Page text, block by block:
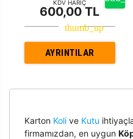
KDV HARİÇ
600,00 TL
AYRINTILAR
Karton Kolive Kutu
firmamızdan, en uygun